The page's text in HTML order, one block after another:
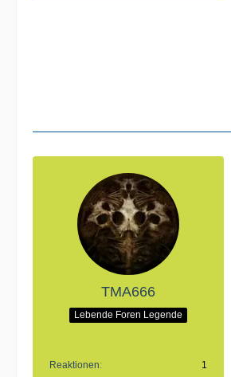
TMA666
Lebende Foren Legende
Reaktionen
1